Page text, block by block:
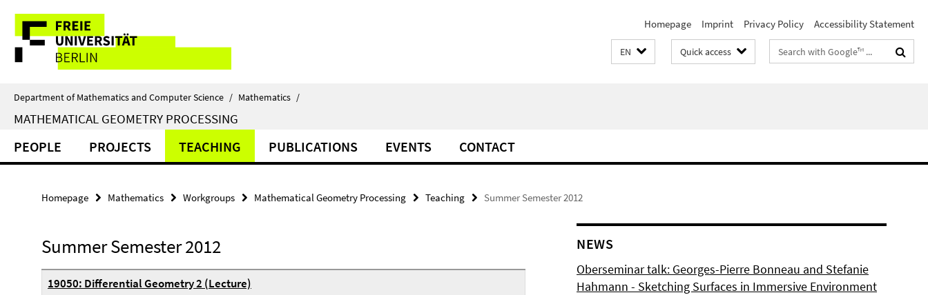
direkt
Inhalt
Service
Navigation
Homepage Imprint Privacy Policy Accessibility Statement
EN Quick access
Search
terms
Department of Mathematics and Computer Science / Mathematics /
MATHEMATICAL GEOMETRY PROCESSING
PEOPLE PROJECTS TEACHING PUBLICATIONS EVENTS CONTACT
Homepage Mathematics Workgroups Mathematical Geometry Processing Teaching Summer Semester 2012
Summer Semester 2012
19050: Differential Geometry 2 (Lecture)
NEWS
Oberseminar talk: Georges-Pierre Bonneau and Stefanie
Hahmann - Sketching Surfaces in Immersive Environment